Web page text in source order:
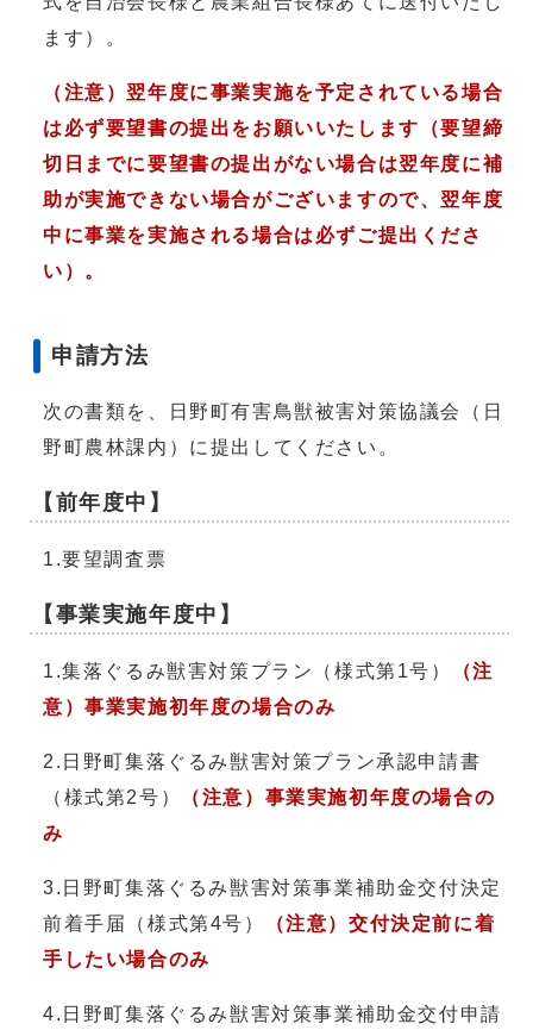
ます）。
（注意）翌年度に事業実施を予定されている場合
は必ず要望書の提出をお願いいたします（要望締
切日までに要望書の提出がない場合は翌年度に補
助が実施できない場合がございますので、翌年度
中に事業を実施される場合は必ずご提出くださ
い）。
申請方法
次の書類を、日野町有害鳥獣被害対策協議会（日
野町農林課内）に提出してください。
【前年度中】
1.要望調査票
【事業実施年度中】
1.集落ぐるみ獣害対策プラン（様式第1号）
（注
意）事業実施初年度の場合のみ
2.日野町集落ぐるみ獣害対策プラン承認申請書
（様式第2号）
（注意）事業実施初年度の場合の
み
3.日野町集落ぐるみ獣害対策事業補助金交付決定
前着手届（様式第4号）
（注意）交付決定前に着
手したい場合のみ
4.日野町集落ぐるみ獣害対策事業補助金交付申請